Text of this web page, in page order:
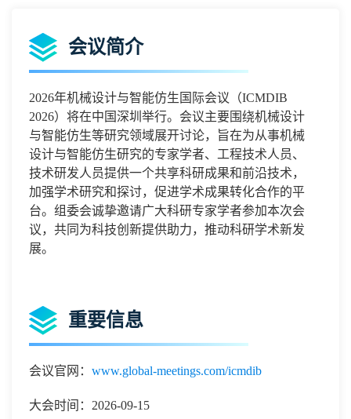
会议简介
2026年机械设计与智能仿生国际会议 （ICMDIB
2026）将在中国深圳 举行。会议主要围绕机械设计
与智能仿生等研究领域展开讨论， 旨在为从事机械
设计与智能仿生研究的专家学者、工程技术人员、
技术研发人员提供一个共享科研成果和前沿技术，
加强学术研究和探讨，促进学术成果转化合作的平
台。组委会诚挚邀请广大科研专家学者参加本次会
议，共同为科技创新提供助力，推动科研学术新发
展。
重要信息
会议官网： www.global-meetings.com/icmdib
大会时间：2026-09-15